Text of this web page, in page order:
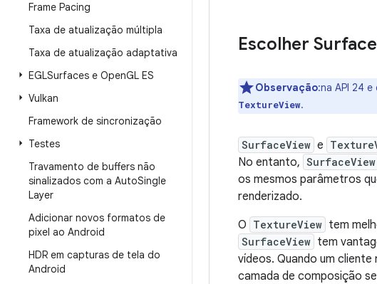
Frame Pacing
Taxa de atualização múltipla
Taxa de atualização adaptativa
EGLSurfaces e OpenGL ES
Vulkan
Framework de sincronização
Testes
Travamento de buffers não
sinalizados com a AutoSingle
Layer
Adicionar novos formatos de
pixel ao Android
HDR em capturas de tela do
Android
Escolher Surface
Observação:na API 24
TextureView.
SurfaceView e
No entanto, SurfaceView
os mesmos parâmetros
renderizado.
O TextureView tem
SurfaceView tem
vídeos. Quando um
camada de composição